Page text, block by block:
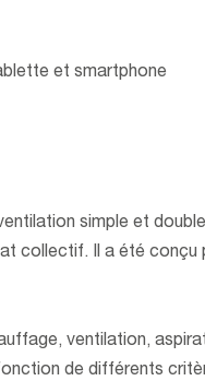
et smartphone
simple et
collectif. Il a été conçu
ventilation,
de différents